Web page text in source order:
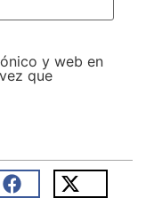
y web en
que